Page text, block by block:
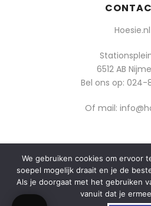
Hoesie.nl
6512 AB
Bel ons op: 024-
Of mail:
© 2014-2025 Boozt -
algemene
privacy
We gebruiken cookies om ervoor
soepel mogelijk draait en je de
Als je doorgaat met het gebruiken
vanuit dat je